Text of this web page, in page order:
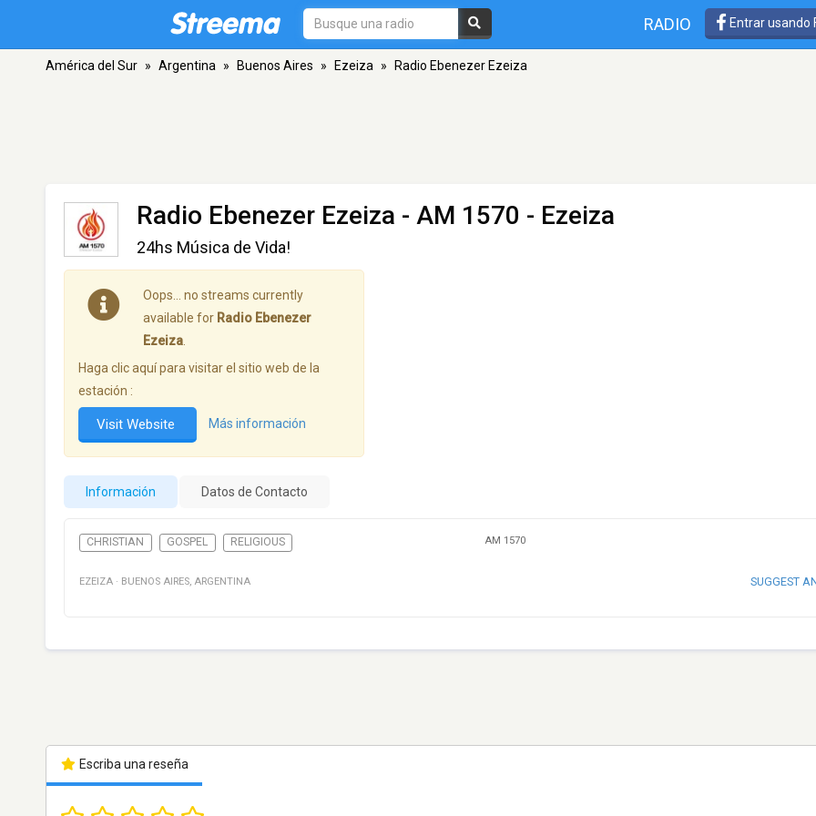
RADIO Entrar usando
América del Sur » Argentina » Buenos Aires » Ezeiza » Radio Ebenezer Ezeiza
Radio Ebenezer Ezeiza - AM 1570 - Ezeiza
24hs Música de Vida!
Oops… no streams currently
available for Radio Ebenezer
Ezeiza
Haga clic aquí para visitar el sitio web de la
estación :
Visit Website Más información
Información Datos de Contacto
CHRISTIAN GOSPEL RELIGIOUS AM 1570
EZEIZA · BUENOS AIRES, ARGENTINA SUGGEST
Escriba una reseña